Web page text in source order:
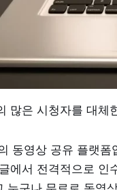
많은 시청자를 대
동영상 공유 플랫
에서 전격적으로 인